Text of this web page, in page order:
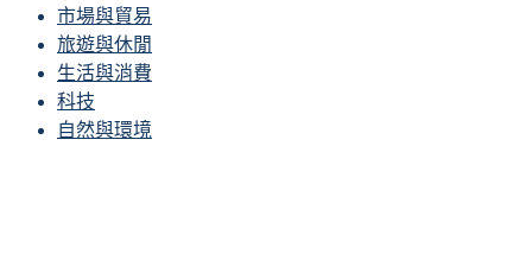
市場與貿易
旅遊與休閒
生活與消費
科技
自然與環境